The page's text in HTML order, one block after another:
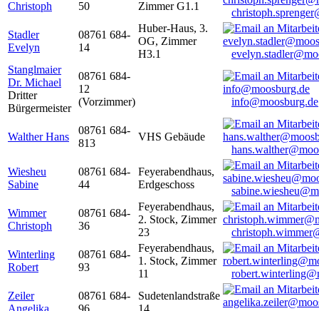
Christoph
50
Zimmer G1.1
Stadler
Evelyn
08761 684-
14
Huber-Haus, 3.
OG, Zimmer
H3.1
Stanglmaier
Dr. Michael
Dritter
Bürgermeister
08761 684-
12
(Vorzimmer)
info@moosburg.de
Walther Hans
08761 684-
813
VHS Gebäude
Wiesheu
Sabine
08761 684-
44
Feyerabendhaus,
Erdgeschoss
Wimmer
Christoph
08761 684-
36
Feyerabendhaus,
2. Stock, Zimmer
23
Winterling
Robert
08761 684-
93
Feyerabendhaus,
1. Stock, Zimmer
11
Zeiler
Angelika
08761 684-
96
Sudetenlandstraße
14